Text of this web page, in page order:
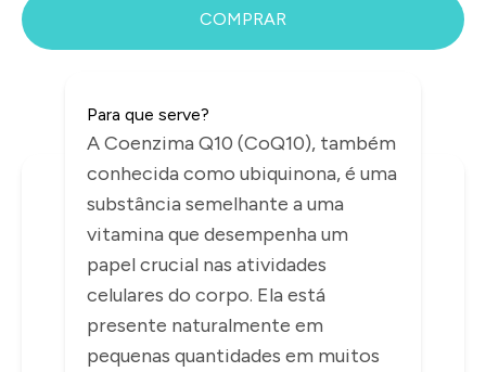
COMPRAR
INFORMAÇÕES
Para que serve?
A Coenzima Q10 (CoQ10), também
conhecida como ubiquinona, é uma
substância semelhante a uma
vitamina que desempenha um
papel crucial nas atividades
celulares do corpo. Ela está
presente naturalmente em
pequenas quantidades em muitos